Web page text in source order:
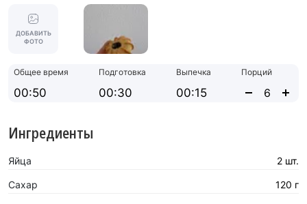
ДОБАВИТЬ
ФОТО
Общее время
00:50
Подготовка
00:30
Выпечка
00:15
Порций
Ингредиенты
Яйца 2 шт.
Сахар 120 г